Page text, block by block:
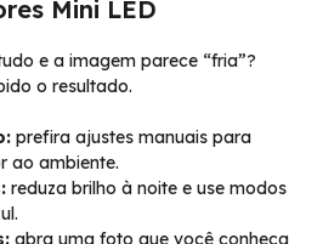
Mini LED
e a imagem parece “fria”?
o resultado.
prefira ajustes manuais para
ao ambiente.
reduza brilho à noite e use modos
abra uma foto que você conheça